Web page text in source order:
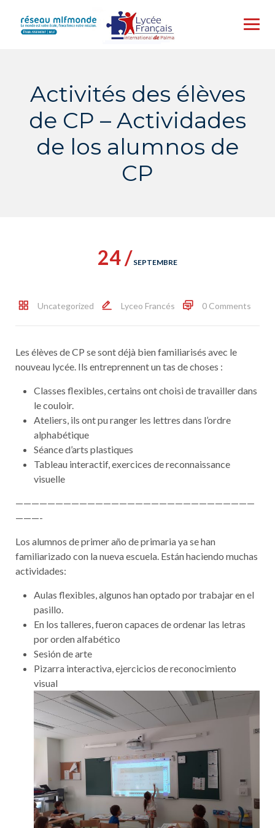
content
Activités des élèves
de CP – Actividades
de los alumnos de
CP
24 / SEPTEMBRE
Uncategorized Lyceo Francés 0 Comments
Les élèves de CP se sont déjà bien familiarisés avec le
nouveau lycée. Ils entreprennent un tas de choses :
Classes flexibles, certains ont choisi de travailler dans
le couloir.
Ateliers, ils ont pu ranger les lettres dans l’ordre
alphabétique
Séance d’arts plastiques
Tableau interactif, exercices de reconnaissance
visuelle
——————————————————————————————
———-
Los alumnos de primer año de primaria ya se han
familiarizado con la nueva escuela. Están haciendo muchas
actividades:
Aulas flexibles, algunos han optado por trabajar en el
pasillo.
En los talleres, fueron capaces de ordenar las letras
por orden alfabético
Sesión de arte
Pizarra interactiva, ejercicios de reconocimiento
visual